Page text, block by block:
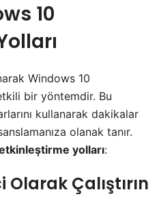
10
Windows 10
bir yöntemdir. Bu
kullanarak dakikalar
olanak tanır.
yolları:
Olarak Çalıştırın